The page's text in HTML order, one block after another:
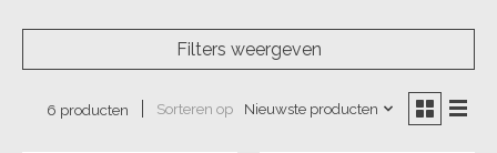
Filters weergeven
6 producten Sorteren op Nieuwste producten